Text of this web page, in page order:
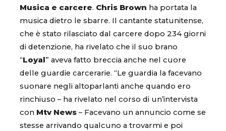
Musica e carcere. Chris Brown ha portata la
musica dietro le sbarre. Il cantante statunitense,
che è stato rilasciato dal carcere dopo 234 giorni
di detenzione, ha rivelato che il suo brano
“Loyal” aveva fatto breccia anche nel cuore
delle guardie carcerarie. “Le guardia la facevano
suonare negli altoparlanti anche quando ero
rinchiuso – ha rivelato nel corso di un’intervista
con Mtv News – Facevano un annuncio come se
stesse arrivando qualcuno a trovarmi e poi